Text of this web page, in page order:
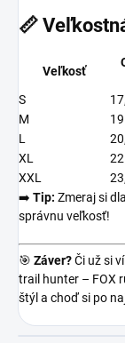
📏
Veľkosť
S
M
L
XL
XXL
➡️ Tip: Zmeraj si
správnu veľkosť!
🎯 Záver?Či už si
trail hunter – FOX
štýl a choď si po